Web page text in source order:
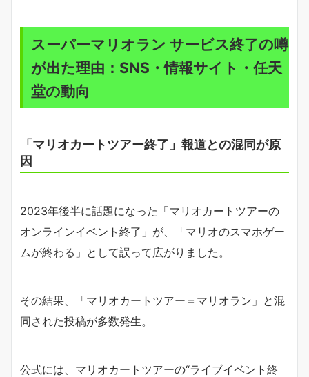
スーパーマリオラン サービス終了の噂
が出た理由：SNS・情報サイト・任天
堂の動向
「マリオカートツアー終了」報道との混同が原
因
2023年後半に話題になった「マリオカートツアーの
オンラインイベント終了」が、「マリオのスマホゲー
ムが終わる」として誤って広がりました。
その結果、「マリオカートツアー＝マリオラン」と混
同された投稿が多数発生。
公式には、マリオカートツアーの“ライブイベント終